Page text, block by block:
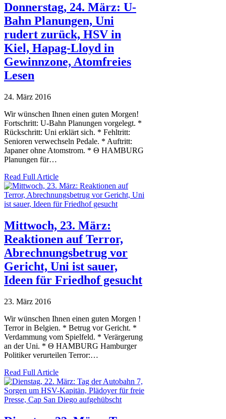
Donnerstag, 24. März: U-
Bahn Planungen, Uni
rudert zurück, HSV in
Kiel, Hapag-Lloyd in
Gewinnzone, Atomfreies
Lesen
24. März 2016
Wir wünschen Ihnen einen guten Morgen!
Fortschritt: U-Bahn Planungen vorgelegt. *
Rückschritt: Uni erklärt sich. * Fehltritt:
Senioren verwechseln Pedale. * Auftritt:
Japaner ohne Atomstrom. * Θ HAMBURG
Planungen für…
Read Full Article
Mittwoch, 23. März:
Reaktionen auf Terror,
Abrechnungsbetrug vor
Gericht, Uni ist sauer,
Ideen für Friedhof gesucht
23. März 2016
Wir wünschen Ihnen einen guten Morgen !
Terror in Belgien. * Betrug vor Gericht. *
Verdammung vom Spielfeld. * Verärgerung
an der Uni. * Θ HAMBURG Hamburger
Politiker verurteilen Terror:…
Read Full Article